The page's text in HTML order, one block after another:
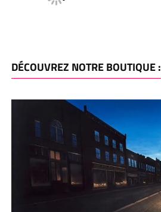
DÉCOUVREZ NOTRE BOUTIQUE :